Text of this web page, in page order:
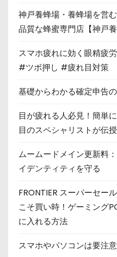
神戸養蜂場・養蜂場を営
品質な蜂蜜専門店【神戸
スマホ疲れに効く眼精疲
#ツボ押し #疲れ目対策
基礎からわかる確定申告
目が疲れる人必見！簡単
目のスペシャリストが伝
ムームードメイン更新料
イデンティティを守る
FRONTIER スーパーセー
こそ買い時！ゲーミング
に入れる方法
スマホやパソコンは要注